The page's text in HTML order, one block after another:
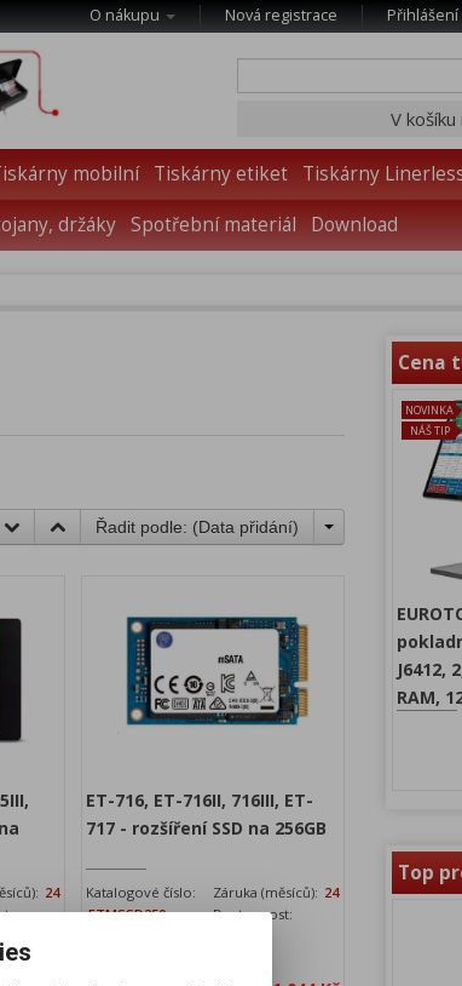
O nákupu Nová registrace Přihlášení
V
mobilní Tiskárny etiket
Tiskárny
držáky Spotřební materiál Download
Řadit podle: (Data přidání)
24
ET-716, ET-716II, 716III, ET-
717 - rozšíření SSD na 256GB
Katalogové číslo:
ETMSSD250
Záruka (měsíců): 24
Dostupnost:
Cena
NOVINKA
NÁŠ TIP
J6412,
RAM,
Top